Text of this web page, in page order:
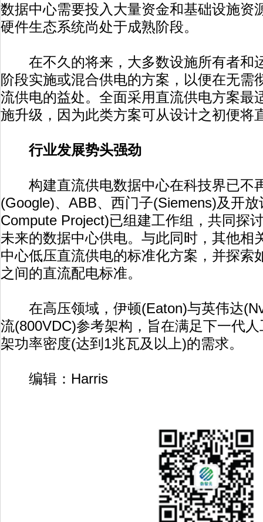
数据中心需要投入大量资金和基础设施资
硬件生态系统尚处于成熟阶段。
在不久的将来，大多数设施所有者和
阶段实施或混合供电的方案，以便在无需
流供电的益处。全面采用直流供电方案最
施升级，因为此类方案可从设计之初便将
行业发展势头强劲
构建直流供电数据中心在科技界已不
(Google)、ABB、西门子(Siemens)及开
Compute Project)已组建工作组，共同探
未来的数据中心供电。与此同时，其他相
中心低压直流供电的标准化方案，并探索
之间的直流配电标准。
在高压领域，伊顿(Eaton)与英伟达
流(800VDC)参考架构，旨在满足下一代
架功率密度(达到1兆瓦及以上)的需求。
编辑：Harris